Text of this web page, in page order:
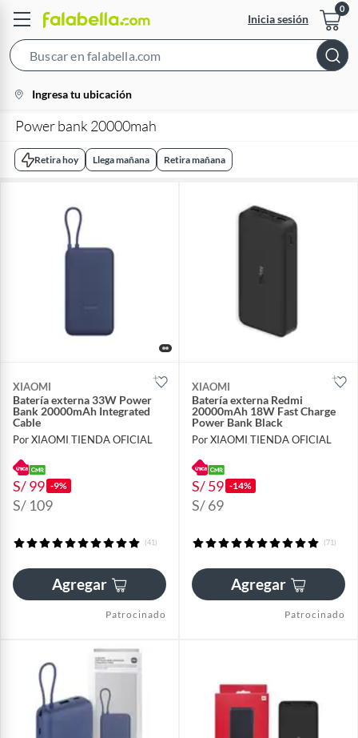
Inicia sesión
Bar
location-
icon
Ingresa tu ubicación
Power bank 20000mah
Retira hoy Llega mañana Retira mañana
XIAOMI
Batería externa 33W Power
Bank 20000mAh Integrated
Cable
Por XIAOMI TIENDA OFICIAL
S/ 99 -9%
S/ 109
(41)
Agregar
Patrocinado
XIAOMI
Batería externa Redmi
20000mAh 18W Fast Charge
Power Bank Black
Por XIAOMI TIENDA OFICIAL
S/ 59 -14%
S/ 69
(71)
Agregar
Patrocinado